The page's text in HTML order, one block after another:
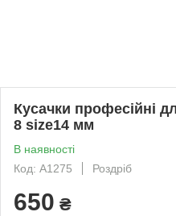
Кусачки професійні
8 size14 мм
В наявності
Код: A1275
Роздріб
650 ₴